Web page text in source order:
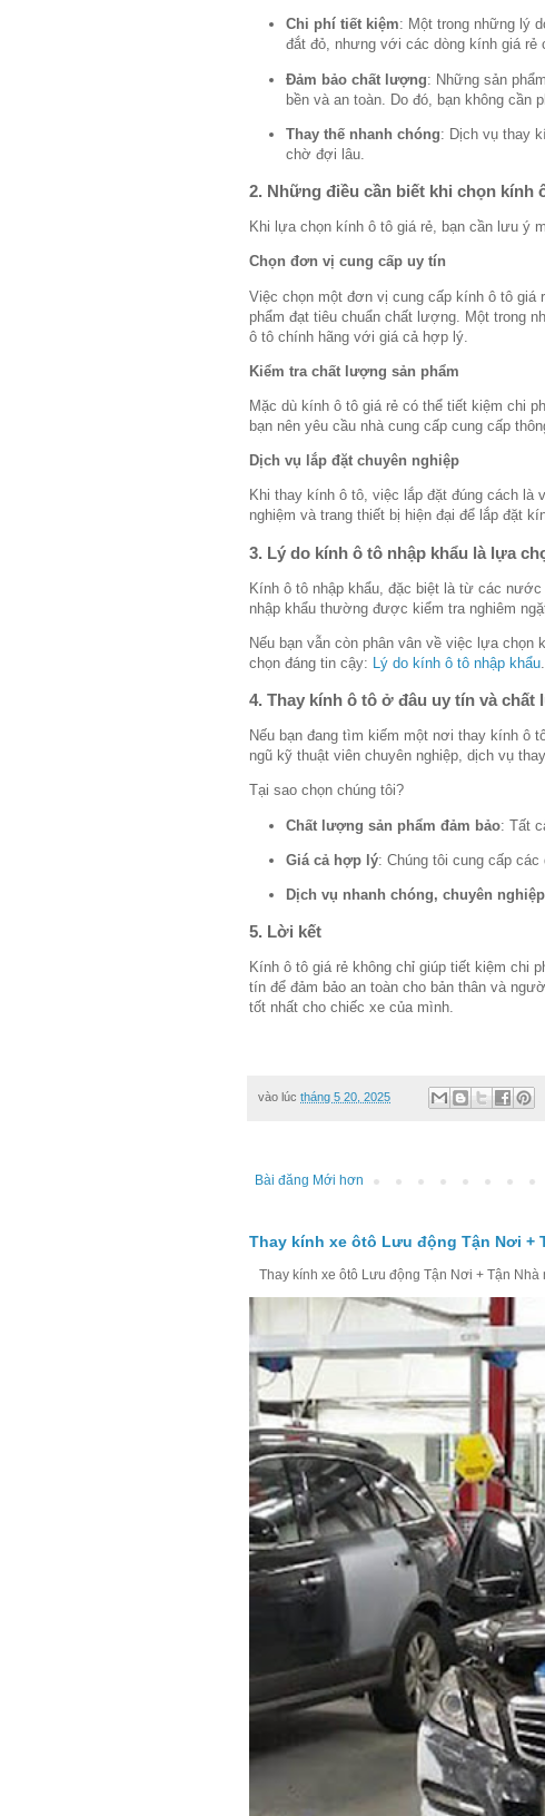
Chi phí tiết kiệm: Một trong những lý
đắt đỏ, nhưng với các dòng kính giá
Đảm bảo chất lượng: Những sản
bền và an toàn. Do đó, bạn không cần
Thay thế nhanh chóng: Dịch vụ thay
chờ đợi lâu.
2. Những điều cần biết khi chọn kính
Khi lựa chọn kính ô tô giá rẻ, bạn cần lưu ý
Chọn đơn vị cung cấp uy tín
Việc chọn một đơn vị cung cấp kính ô tô giá
phẩm đạt tiêu chuẩn chất lượng. Một trong
ô tô chính hãng với giá cả hợp lý.
Kiểm tra chất lượng sản phẩm
Mặc dù kính ô tô giá rẻ có thể tiết kiệm chi
bạn nên yêu cầu nhà cung cấp cung cấp
Dịch vụ lắp đặt chuyên nghiệp
Khi thay kính ô tô, việc lắp đặt đúng cách là
nghiệm và trang thiết bị hiện đại để lắp đặt
3. Lý do kính ô tô nhập khẩu là lựa
Kính ô tô nhập khẩu, đặc biệt là từ các
nhập khẩu thường được kiểm tra nghiêm
Nếu bạn vẫn còn phân vân về việc lựa
chọn đáng tin cậy:
Lý do kính ô tô nhập khẩu
4. Thay kính ô tô ở đâu uy tín và chất
Nếu bạn đang tìm kiếm một nơi thay kính ô
ngũ kỹ thuật viên chuyên nghiệp, dịch vụ
Tại sao chọn chúng tôi?
Chất lượng sản phẩm đảm bảo: Tất
Giá cả hợp lý: Chúng tôi cung cấp
Dịch vụ nhanh chóng, chuyên nghiệp
5. Lời kết
Kính ô tô giá rẻ không chỉ giúp tiết kiệm chi
tín để đảm bảo an toàn cho bản thân và
tốt nhất cho chiếc xe của mình.
vào lúc tháng 5 20, 2025
Bài đăng Mới hơn
Thay kính xe ôtô Lưu động Tận Nơi +
Thay kính xe ôtô Lưu động Tận Nơi + Tận